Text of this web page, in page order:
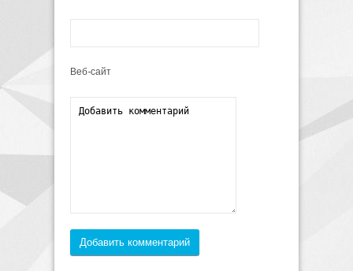
Веб-сайт
Добавить комментарий